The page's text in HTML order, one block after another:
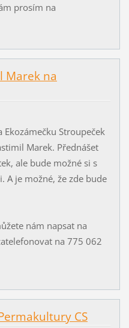
prosím na
Marek na
Stroupeček
Marek. Přednášet
ale bude možné si s
je možné, že zde bude
nám napsat na
na 775 062
CS